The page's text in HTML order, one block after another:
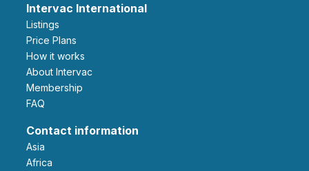
Intervac International
Listings
Price Plans
How it works
About Intervac
Membership
FAQ
Contact information
Asia
Africa